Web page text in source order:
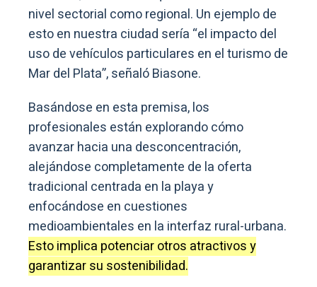
nivel sectorial como regional. Un ejemplo de
esto en nuestra ciudad sería “el impacto del
uso de vehículos particulares en el turismo de
Mar del Plata”, señaló Biasone.
Basándose en esta premisa, los
profesionales están explorando cómo
avanzar hacia una desconcentración,
alejándose completamente de la oferta
tradicional centrada en la playa y
enfocándose en cuestiones
medioambientales en la interfaz rural-urbana.
Esto implica potenciar otros atractivos y
garantizar su sostenibilidad.